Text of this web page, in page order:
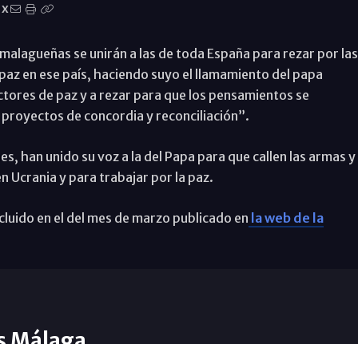
X
se unirán a las de toda España para rezar por las
en ese país, haciendo suyo el llamamiento del papa
de paz y a rezar para que los pensamientos se
de concordia y reconciliación”.
han unido su voz a la del Papa para que callen las armas y
Ucrania y para trabajar por la paz.
en el del mes de marzo publicado en la web de la